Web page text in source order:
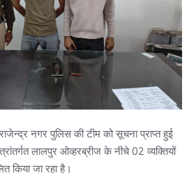
नगर पुलिस की टीम को सूचना प्राप्त हुई
लालपुर ओव्हरब्रीज के नीचे 02 व्यक्तियों
किया जा रहा है।